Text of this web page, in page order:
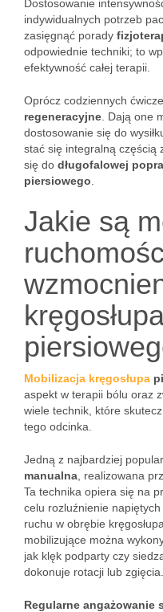
Dostosowanie
indywidualnych potrzeb
zasięgnąć porady
odpowiednie techniki; to
efektywność całej terapii.
Oprócz codziennych
regeneracyjne . Dają one
dostosowanie się do
stać się integralną częścią
się do długofalowej
piersiowego
Jakie są
Mobilizacja kręgosłupa
aspekt w terapii bólu oraz
wiele technik, które
tego odcinka.
Jedną z najbardziej
manualna , realizowana
Ta technika opiera się na
celu rozluźnienie
ruchu w obrębie
mobilizujące można
jak klęk podparty czy
dokonuje rotacji lub zgięcia.
Regularne angażowanie